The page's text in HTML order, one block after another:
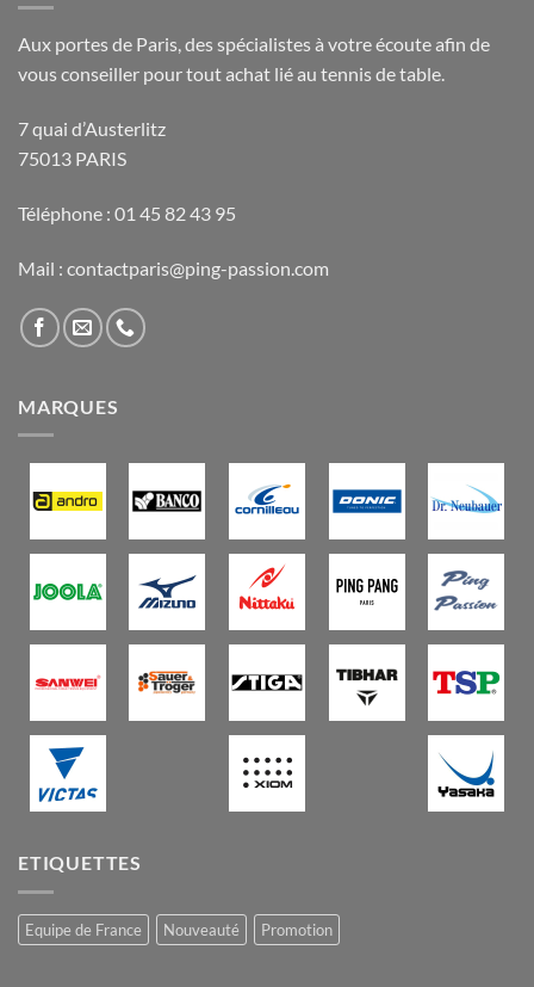
Aux portes de Paris, des spécialistes à votre écoute afin de
vous conseiller pour tout achat lié au tennis de table.
7 quai d’Austerlitz
75013 PARIS
Téléphone : 01 45 82 43 95
Mail : contactparis@ping-passion.com
MARQUES
ETIQUETTES
Equipe de France Nouveauté Promotion